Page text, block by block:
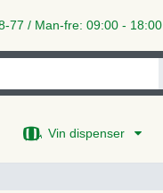
77 / Man-fre: 09:00 - 18:00
Vin dispenser